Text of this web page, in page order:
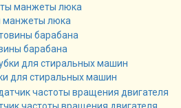
манжеты люка
барабана
для стиральных машин
частоты вращения двигателя